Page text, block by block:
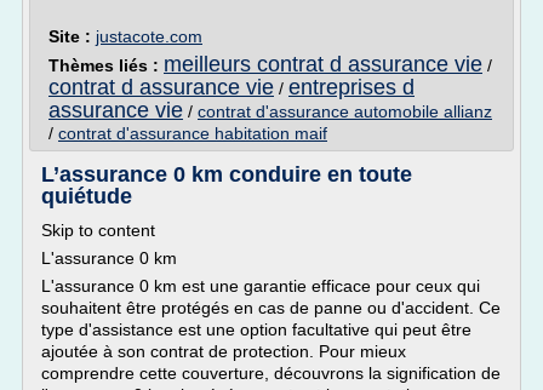
Site : justacote.com
Thèmes liés : meilleurs contrat d assurance vie /
contrat d assurance vie / entreprises d
assurance vie / contrat d'assurance automobile allianz
/ contrat d'assurance habitation maif
L’assurance 0 km conduire en toute
quiétude
Skip to content
L'assurance 0 km
L'assurance 0 km est une garantie efficace pour ceux qui
souhaitent être protégés en cas de panne ou d'accident. Ce
type d'assistance est une option facultative qui peut être
ajoutée à son contrat de protection. Pour mieux
comprendre cette couverture, découvrons la signification de